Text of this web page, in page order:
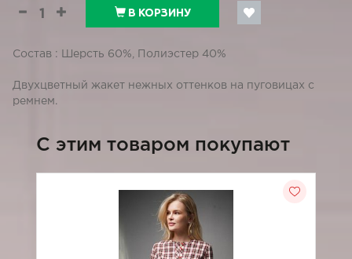
В КОРЗИНУ
Состав : Шерсть 60%, Полиэстер 40%
Двухцветный жакет нежных оттенков на пуговицах с
ремнем.
C этим товаром покупают